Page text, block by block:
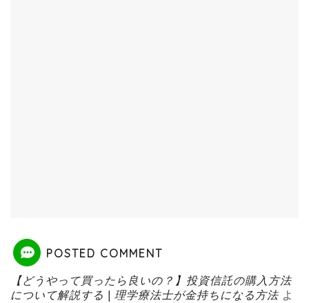
POSTED COMMENT
【どうやって買ったら良いの？】投資信託の購入方法
について解説する | 理学療法士が金持ちになる方法 よ